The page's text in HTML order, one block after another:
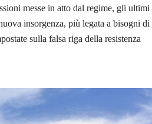
messe in atto dal regime, gli ultimi
insorgenza, più legata a bisogni di
sulla falsa riga della resistenza